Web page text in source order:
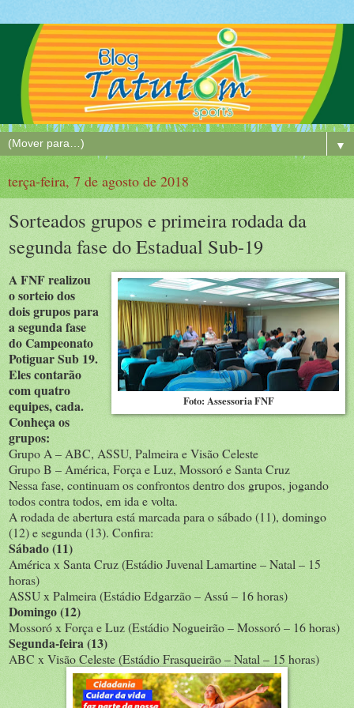
▼
terça-feira, 7 de agosto de 2018
Sorteados grupos e primeira rodada da
segunda fase do Estadual Sub-19
Foto: Assessoria FNF
A FNF realizou
o sorteio dos
dois grupos para
a segunda fase
do Campeonato
Potiguar Sub 19.
Eles contarão
com quatro
equipes, cada.
Conheça os
grupos:
Grupo A – ABC, ASSU, Palmeira e Visão Celeste
Grupo B – América, Força e Luz, Mossoró e Santa Cruz
Nessa fase, continuam os confrontos dentro dos grupos, jogando
todos contra todos, em ida e volta.
A rodada de abertura está marcada para o sábado (11), domingo
(12) e segunda (13). Confira:
Sábado(11)
América x Santa Cruz (Estádio Juvenal Lamartine – Natal – 15
horas)
ASSU x Palmeira (Estádio Edgarzão – Assú – 16 horas)
Domingo (12)
Mossoró x Força e Luz (Estádio Nogueirão – Mossoró – 16 horas)
Segunda-feira (13)
ABC x Visão Celeste (Estádio Frasqueirão – Natal – 15 horas)